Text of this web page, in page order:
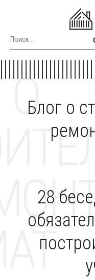
Блог о
О
28